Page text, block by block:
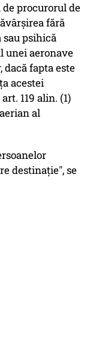
procurorul de
fără
psihică
unei aeronave
fapta este
acestei
119 alin. (1)
al
destinaţie", se